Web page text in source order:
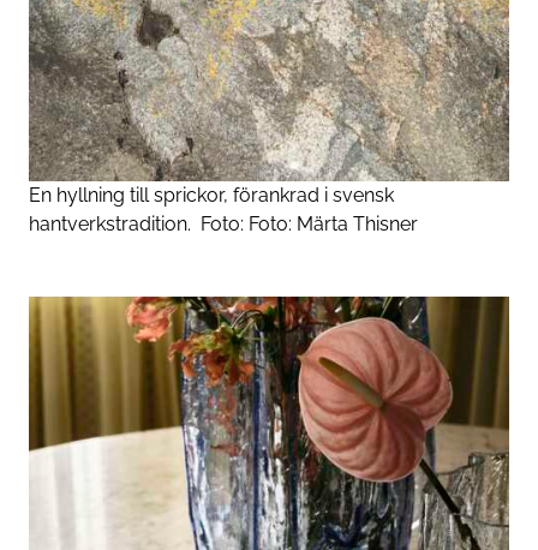
En hyllning till sprickor, förankrad i svensk
hantverkstradition. Foto: Foto: Märta Thisner